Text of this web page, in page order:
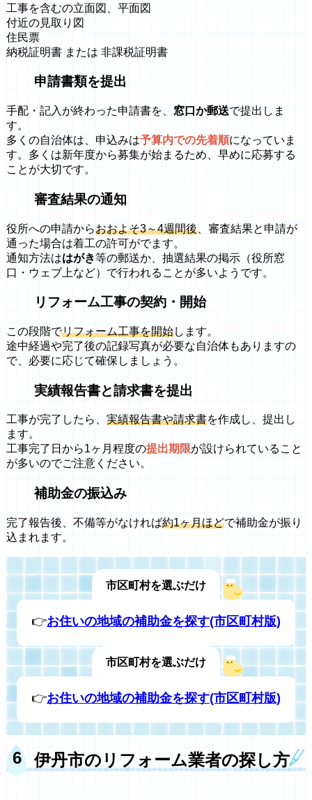
工事を含むの立面図、平面図
付近の見取り図
住民票
納税証明書 または 非課税証明書
申請書類を提出
手配・記入が終わった申請書を、 窓口か郵送で提出しま
す。
多くの自治体は、申込みは予算内での先着順になっていま
す。多くは新年度から募集が始まるため、早めに応募する
ことが大切です。
審査結果の通知
役所への申請からおおよそ3～4週間後 、審査結果と申請が
通った場合は着工の許可がでます。
通知方法ははがき等の郵送か、抽選結果の掲示（役所窓
口・ウェブ上など）で行われることが多いようです。
リフォーム工事の契約・開始
この段階でリフォーム工事を開始します。
途中経過や完了後の記録写真が必要な自治体もありますの
で、必要に応じて確保しましょう。
実績報告書と請求書を提出
工事が完了したら、 実績報告書や請求書を作成し、提出し
ます。
工事完了日から1ヶ月程度の提出期限が設けられていること
が多いのでご注意ください。
補助金の振込み
完了報告後、不備等がなければ約1ヶ月ほどで補助金が振り
込まれます。
市区町村を選ぶだけ
👉お住いの地域の補助金を探す(市区町村版)
市区町村を選ぶだけ
👉お住いの地域の補助金を探す(市区町村版)
伊丹市のリフォーム業者の探し方